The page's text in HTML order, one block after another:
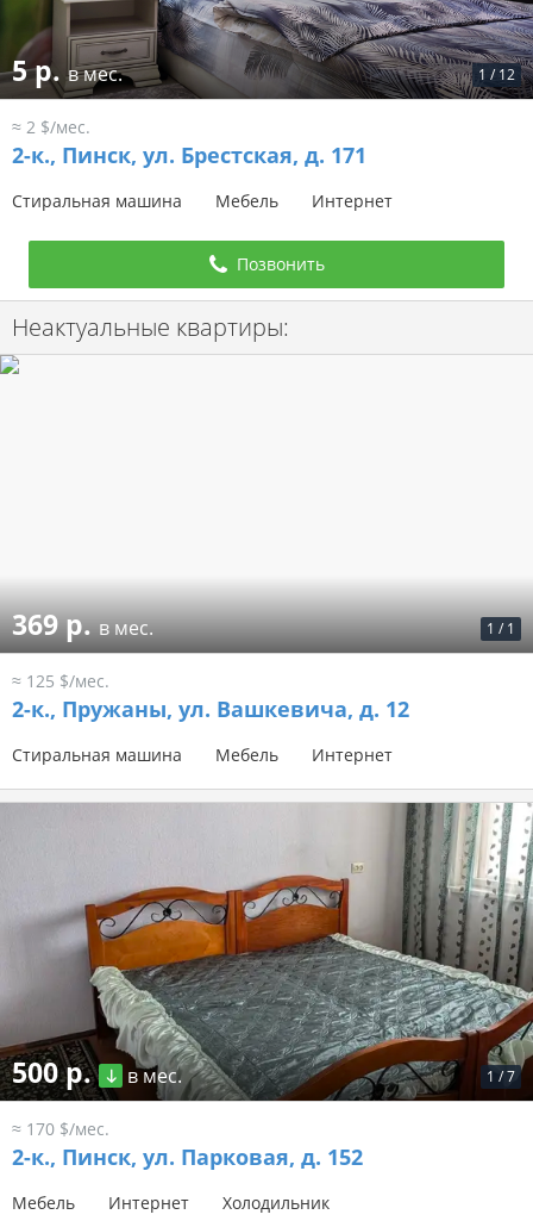
1 / 12
5 р.в мес.
≈ 2 $/мес.
2-к., Пинск, ул. Брестская, д. 171
Стиральная машина Мебель Интернет
Позвонить
Неактуальные квартиры:
1 / 1
369 р.в мес.
≈ 125 $/мес.
2-к., Пружаны, ул. Вашкевича, д. 12
Стиральная машина Мебель Интернет
1 /7
500 р. в мес.
≈ 170 $/мес.
2-к., Пинск, ул. Парковая, д. 152
Мебель Интернет Холодильник